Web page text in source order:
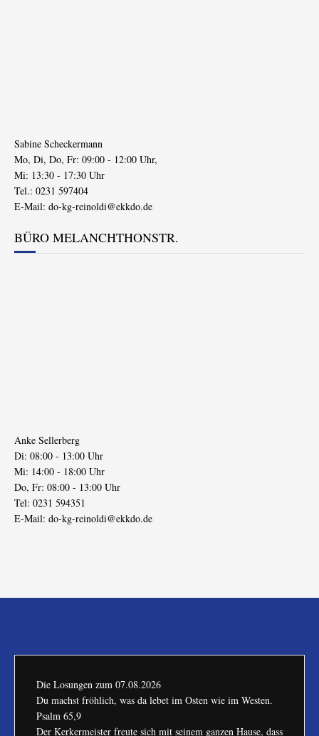
Sabine Scheckermann
Mo, Di, Do, Fr: 09:00 - 12:00 Uhr,
Mi: 13:30 - 17:30 Uhr
Tel.: 0231 597404
E-Mail: do-kg-reinoldi@ekkdo.de
BÜRO MELANCHTHONSTR.
Anke Sellerberg
Di: 08:00 - 13:00 Uhr
Mi: 14:00 - 18:00 Uhr
Do, Fr: 08:00 - 13:00 Uhr
Tel: 0231 594351
E-Mail: do-kg-reinoldi@ekkdo.de
Die Losungen zum 07.08.2026
Du machst fröhlich, was da lebet im Osten wie im Westen.
Psalm 65,9
Der Kerkermeister freute sich mit seinem ganzen Hause, dass